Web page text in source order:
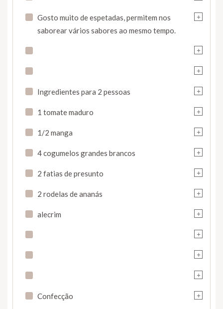
+
Gosto muito de espetadas, permitem nos
saborear vários sabores ao mesmo tempo.
+
+
+
Ingredientes para 2 pessoas
+
1 tomate maduro
+
1/2 manga
+
4 cogumelos grandes brancos
+
2 fatias de presunto
+
2 rodelas de ananás
+
alecrim
+
+
+
+
Confecção